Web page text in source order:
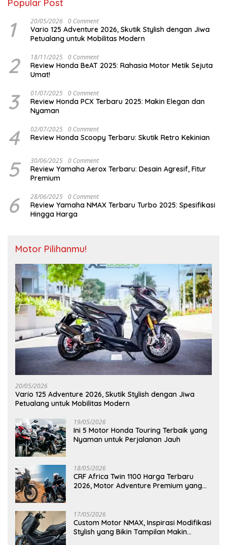
Popular Post
1 20/05/2026 0 Comment
Vario 125 Adventure 2026, Skutik Stylish dengan Jiwa
Petualang untuk Mobilitas Modern
2 18/11/2025 0 Comment
Review Honda BeAT 2025: Rahasia Motor Metik Sejuta
Umat!
3 01/07/2025 0 Comment
Review Honda PCX Terbaru 2025: Makin Elegan dan
Nyaman
4 02/07/2025 0 Comment
Review Honda Scoopy Terbaru: Skutik Retro Kekinian
5 30/06/2025 0 Comment
Review Yamaha Aerox Terbaru: Desain Agresif, Fitur
Premium
6 28/06/2025 0 Comment
Review Yamaha NMAX Terbaru Turbo 2025: Spesifikasi
Hingga Harga
Motor Pilihanmu!
20/05/2026
Vario 125 Adventure 2026, Skutik Stylish dengan Jiwa
Petualang untuk Mobilitas Modern
19/05/2026
Ini 5 Motor Honda Touring Terbaik yang
Nyaman untuk Perjalanan Jauh
18/05/2026
CRF Africa Twin 1100 Harga Terbaru
2026, Motor Adventure Premium yang
17/05/2026
Custom Motor NMAX, Inspirasi Modifikasi
Stylish yang Bikin Tampilan Makin